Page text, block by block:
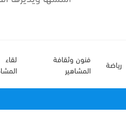
رياضة
فنون وثقافة
المشاهير
لقاء